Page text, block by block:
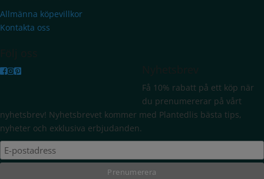
Allmänna köpevillkor
Kontakta oss
Få 10% rabatt på ett köp när
du prenumererar på vårt
nyhetsbrev! Nyhetsbrevet kommer med Plantedlis bästa tips,
nyheter och exklusiva erbjudanden.